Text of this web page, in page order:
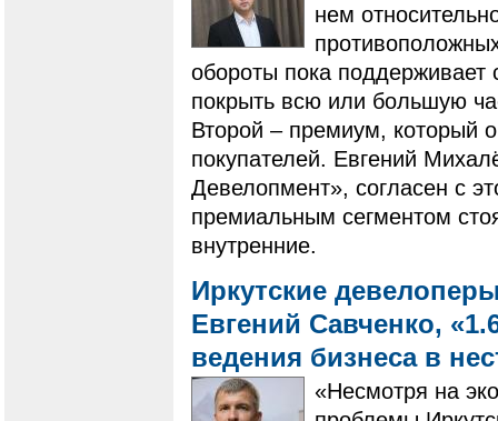
нем
обороты пока
покрыть всю или большую
Второй – премиум, который
покупателей. Евгений
Девелопмент», согласен с
премиальным сегментом
внутренние.
Иркутские
Евгений Савченко,
ведения бизнеса в
«Несмотря на